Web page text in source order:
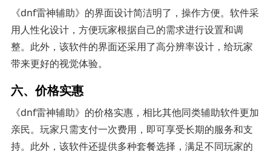
《dnf雷神辅助》的界面设计简洁明了，操作方便。软件采
用人性化设计，方便玩家根据自己的需求进行设置和调
整。此外，该软件的界面还采用了高分辨率设计，给玩家
带来更好的视觉体验。
六、价格实惠
《dnf雷神辅助》的价格实惠，相比其他同类辅助软件更加
亲民。玩家只需支付一次费用，即可享受长期的服务和支
持。此外，该软件还提供多种套餐选择，满足不同玩家的